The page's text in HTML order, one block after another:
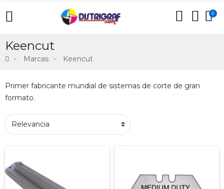
0
Keencut
Marcas Keencut
Primer fabricante mundial de sistemas de corte de gran
formato.